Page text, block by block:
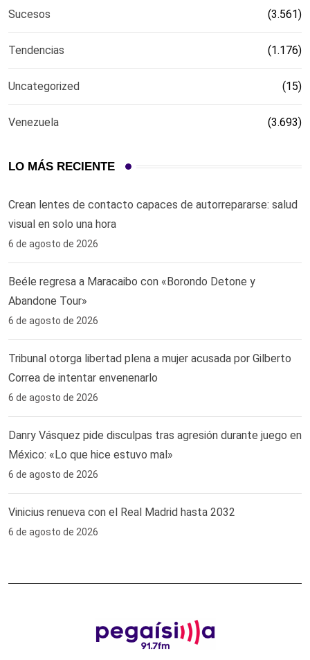
Sucesos (3.561)
Tendencias (1.176)
Uncategorized (15)
Venezuela (3.693)
LO MÁS RECIENTE
Crean lentes de contacto capaces de autorrepararse: salud
visual en solo una hora ‎
6 de agosto de 2026
Beéle regresa a Maracaibo con «Borondo Detone y
Abandone Tour»
6 de agosto de 2026
Tribunal otorga libertad plena a mujer acusada por Gilberto
Correa de intentar envenenarlo
6 de agosto de 2026
Danry Vásquez pide disculpas tras agresión durante juego en
México: «Lo que hice estuvo mal»
6 de agosto de 2026
Vinicius renueva con el Real Madrid hasta 2032
6 de agosto de 2026